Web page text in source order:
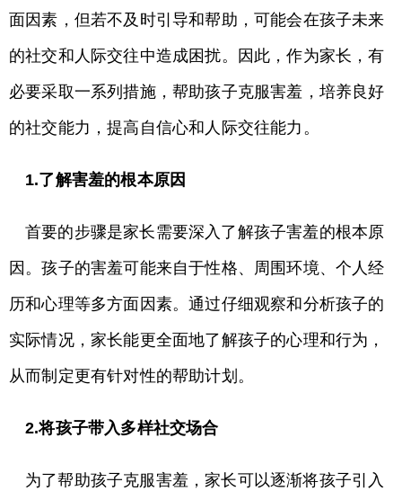
面因素，但若不及时引导和帮助，可能会在孩子未来
的社交和人际交往中造成困扰。因此，作为家长，有
必要采取一系列措施，帮助孩子克服害羞，培养良好
的社交能力，提高自信心和人际交往能力。
1.了解害羞的根本原因
首要的步骤是家长需要深入了解孩子害羞的根本原
因。孩子的害羞可能来自于性格、周围环境、个人经
历和心理等多方面因素。通过仔细观察和分析孩子的
实际情况，家长能更全面地了解孩子的心理和行为，
从而制定更有针对性的帮助计划。
2.将孩子带入多样社交场合
为了帮助孩子克服害羞，家长可以逐渐将孩子引入